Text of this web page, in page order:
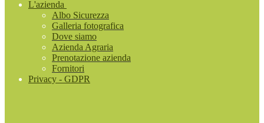
L'azienda
Albo Sicurezza
Galleria fotografica
Dove siamo
Azienda Agraria
Prenotazione azienda
Fornitori
Privacy - GDPR